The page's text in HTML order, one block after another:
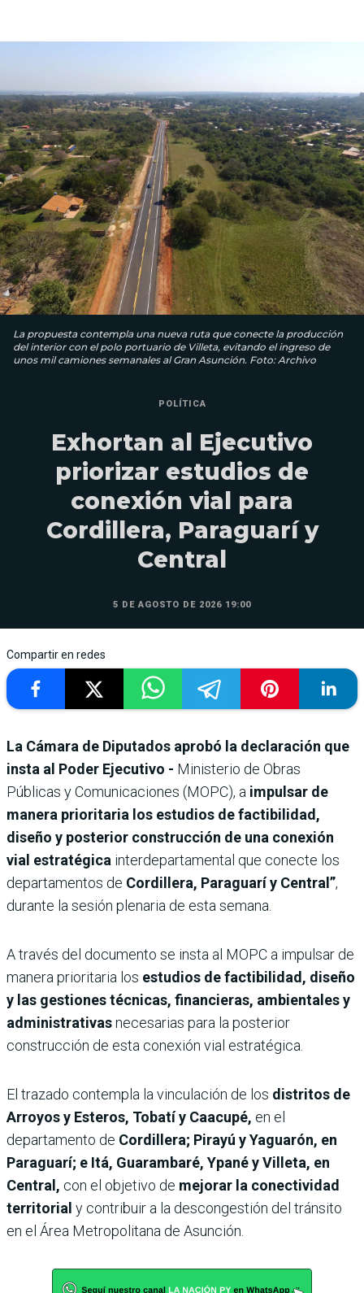
La propuesta contempla una nueva ruta que conecte la producción
del interior con el polo portuario de Villeta, evitando el ingreso de
unos mil camiones semanales al Gran Asunción. Foto: Archivo
POLÍTICA
Exhortan al Ejecutivo
priorizar estudios de
conexión vial para
Cordillera, Paraguarí y
Central
5 DE AGOSTO DE 2026 19:00
Compartir en redes
La Cámara de Diputados aprobó la declaración que
insta al Poder Ejecutivo - Ministerio de Obras
Públicas y Comunicaciones (MOPC), a impulsar de
manera prioritaria los estudios de factibilidad,
diseño y posterior construcción de una conexión
vial estratégica interdepartamental que conecte los
departamentos de Cordillera, Paraguarí y Central”,
durante la sesión plenaria de esta semana.
A través del documento se insta al MOPC a impulsar de
manera prioritaria los estudios de factibilidad, diseño
y las gestiones técnicas, financieras, ambientales y
administrativasnecesarias para la posterior
construcción de esta conexión vial estratégica.
El trazado contempla la vinculación de los distritos de
Arroyos y Esteros, Tobatí y Caacupé, en el
departamento de Cordillera; Pirayú y Yaguarón, en
Paraguarí; e Itá, Guarambaré, Ypané y Villeta, en
Central, con el objetivo de mejorar la conectividad
territorial y contribuir a la descongestión del tránsito
en el Área Metropolitana de Asunción.